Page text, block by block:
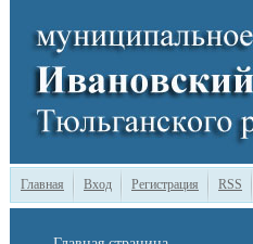
Главная Вход Регистрация RSS